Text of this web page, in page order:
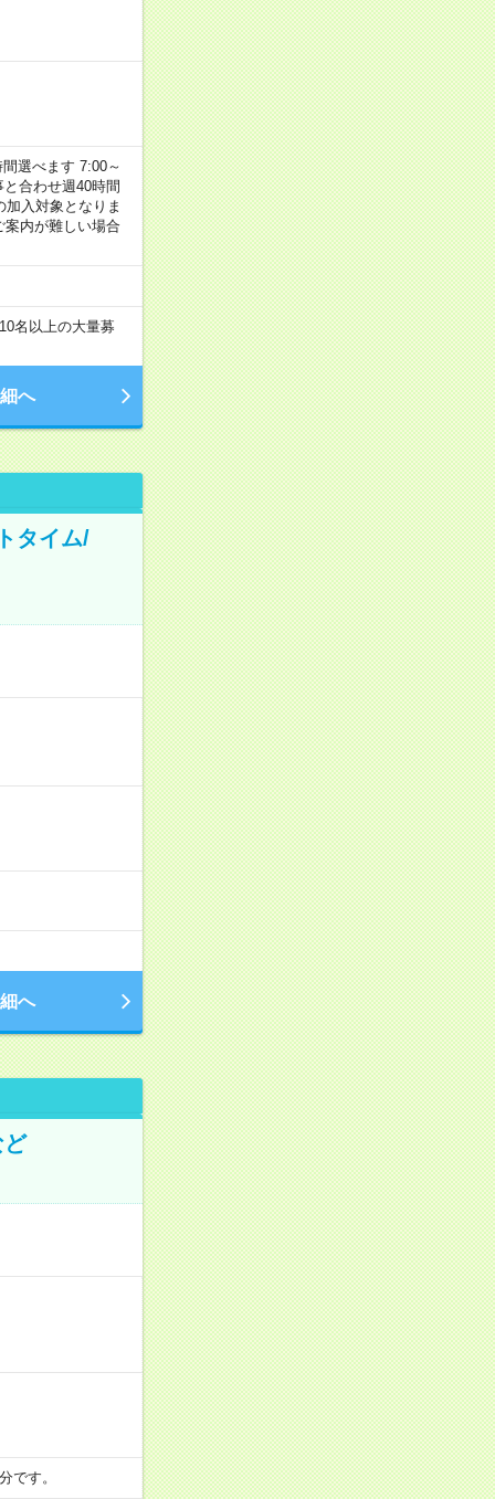
選べます 7:00～
合わせ週40時間
入対象となりま
内が難しい場合
名以上の大量募
へ
タイム/
へ
です。